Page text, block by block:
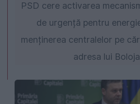
PSD cere activarea
de urgență pentru
menținerea centralelor pe
adresa lui